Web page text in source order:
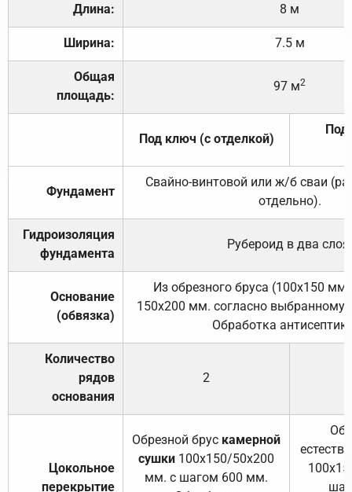
Длина: 8 м
Ширина: 7.5 м
Общая
площадь:
97 м2
Под ключ (с отделкой)
Под
Фундамент
Свайно-винтовой или ж/б сваи
отдельно).
Гидроизоляция
фундамента
Рубероид в два слоя.
Основание
(обвязка)
Из обрезного бруса (100х150
150х200 мм. согласно выбранному
Обработка
Количество
рядов
основания
2
Цокольное
перекрытие
Обрезной брус камерной
сушки 100х150/50х200
мм. с шагом 600 мм.